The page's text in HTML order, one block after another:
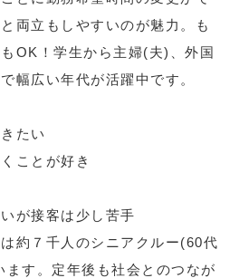
両立もしやすいのが魅力。も
OK！学生から主婦(夫)、外国
幅広い年代が活躍中です。
たい
ことが好き
が接客は少し苦手
約７千人のシニアクルー(60代
ます。定年後も社会とのつなが